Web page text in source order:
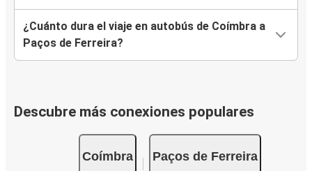
¿Cuánto dura el viaje en autobús de Coímbra a
Paços de Ferreira?
Descubre más conexiones populares
Coímbra Paços de Ferreira